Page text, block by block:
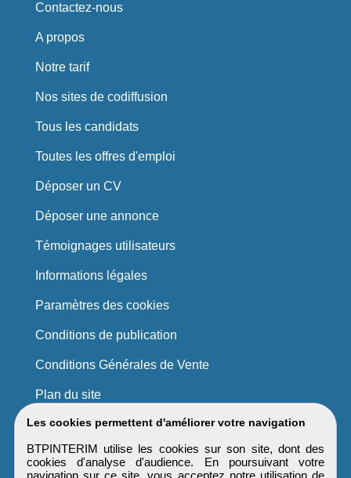
Les cookies permettent d'améliorer votre navigation
BTPINTERIM utilise les cookies sur son site, dont des
cookies d'analyse d'audience. En poursuivant votre
navigation sur ce site, vous acceptez notre utilisation de
Contactez-nous
A propos
Notre tarif
Nos sites de codiffusion
Tous les candidats
Toutes les offres d'emploi
Déposer un CV
Déposer une annonce
Témoignages utilisateurs
Informations légales
Paramètres des cookies
Conditions de publication
Conditions Générales de Vente
Plan du site